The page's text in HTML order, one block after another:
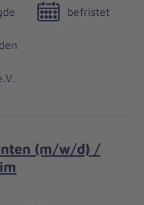
befristet
(m/w/d) /